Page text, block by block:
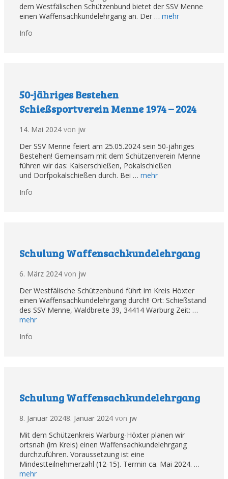
dem Westfälischen Schützenbund bietet der SSV Menne
einen Waffensachkundelehrgang an. Der … mehr
Kategorien
Info
50-jähriges Bestehen
Schießsportverein Menne 1974 – 2024
14. Mai 2024 von jw
Der SSV Menne feiert am 25.05.2024 sein 50-jähriges
Bestehen! Gemeinsam mit dem Schützenverein Menne
führen wir das: Kaiserschießen, Pokalschießen
und Dorfpokalschießen durch. Bei … mehr
Kategorien
Info
Schulung Waffensachkundelehrgang
6. März 2024 von jw
Der Westfälische Schützenbund führt im Kreis Höxter
einen Waffensachkundelehrgang durch!! Ort: Schießstand
des SSV Menne, Waldbreite 39, 34414 Warburg Zeit: …
mehr
Kategorien
Info
Schulung Waffensachkundelehrgang
8. Januar 20248. Januar 2024 von jw
Mit dem Schützenkreis Warburg-Höxter planen wir
ortsnah (im Kreis) einen Waffensachkundelehrgang
durchzuführen. Voraussetzung ist eine
Mindestteilnehmerzahl (12-15). Termin ca. Mai 2024. …
mehr